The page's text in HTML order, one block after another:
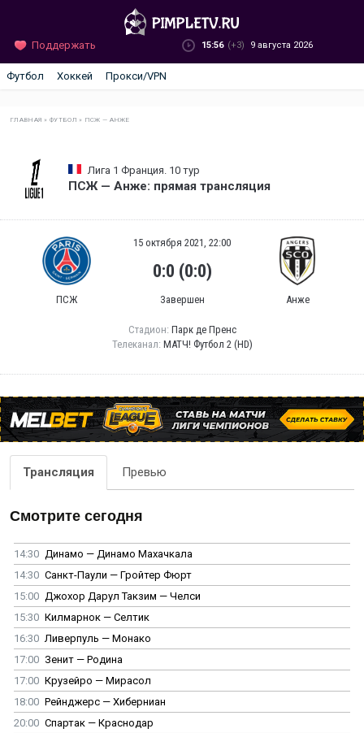
Поддержать 15:56 (+3) 9 августа 2026
Футбол Хоккей Прокси/VPN
ГЛАВНАЯ »ФУТБОЛ » ПСЖ — АНЖЕ
Лига 1 Франция. 10 тур
ПСЖ — Анже: прямая трансляция
ПСЖ
15 октября 2021, 22:00
0:0 (0:0)
Завершен Анже
Стадион: Парк де Пренс
Телеканал: МАТЧ! Футбол 2 (HD)
Трансляция Превью
Смотрите сегодня
14:30 Динамо — Динамо Махачкала
14:30 Санкт-Паули — Гройтер Фюрт
15:00 Джохор Дарул Такзим — Челси
15:30 Килмарнок — Селтик
16:30 Ливерпуль — Монако
17:00 Зенит — Родина
17:00 Крузейро — Мирасол
18:00 Рейнджерс — Хиберниан
20:00 Спартак — Краснодар